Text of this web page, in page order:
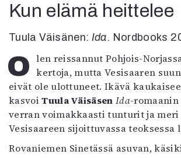
Verkkoartikkeli
Tanssi
Tanssi
Sarjakuva
Sámegillii
Pääkirjoitus
Paperilehdestä
Oulu2026
Musiikki
Kun elämä heittelee
Tuula Väisänen: Ida. Nordbooks
Olen reissannut Pohjois-Norjassa joitakin kertoja, mutta Vesisaaren
eivät ole ulottuneet. Ikävä
kasvoiTuula Väisäsen Ida-romaanin
verran voimakkaasti tunturit ja meri
Vesisaareen sijoittuvassa teoksessa
Rovaniemen Sinetässä asuvan,